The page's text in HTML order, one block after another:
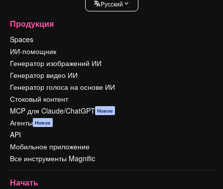
Pусский
Продукция
Spaces
ИИ-помощник
Генератор изображений ИИ
Генератор видео ИИ
Генератор голоса на основе ИИ
Стоковый контент
MCP для Claude/ChatGPT Новое
Агенты Новое
API
Мобильное приложение
Все инструменты Magnific
Начать